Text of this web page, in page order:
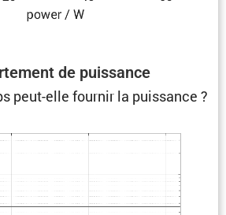
de puissance
peut-elle fournir la puissance ?